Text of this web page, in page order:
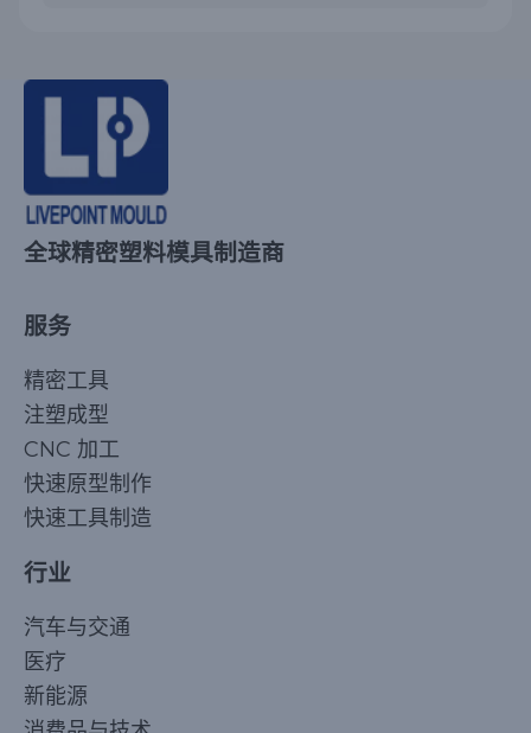
全球精密塑料模具制造商
服务
精密工具
注塑成型
CNC 加工
快速原型制作
快速工具制造
行业
汽车与交通
医疗
新能源